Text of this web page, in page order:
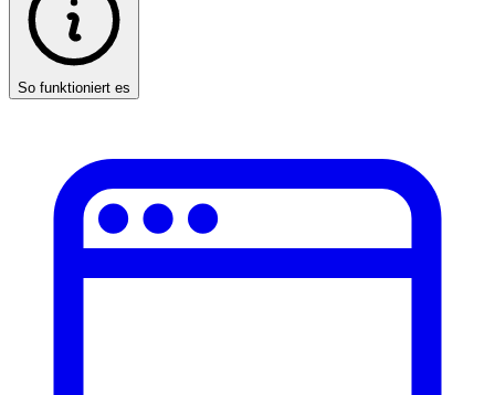
So funktioniert es